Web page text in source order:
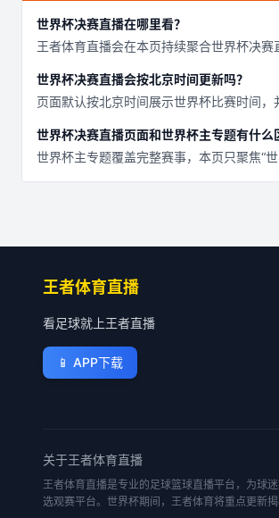
世界杯决赛直播在哪里看？
王者体育直播会在本页持续聚合世界杯决
世界杯决赛直播会按北京时间更新吗？
页面默认按北京时间展示世界杯比赛时间
世界杯决赛直播页面和世界杯主专题有什么
世界杯主专题覆盖完整赛事，本页只聚焦“
王者体育直播
看足球就上王者直播
📱 APP下载
关于王者体育直播
王者体育直播是专业的足球篮球直播平台，为球
选观赛平台。世界杯期间，王者体育将重点更新